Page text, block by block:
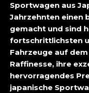
Sportwagen aus
Jahrzehnten einen
gemacht und sind
fortschrittlichsten
Fahrzeuge auf
Raffinesse, ihre
hervorragendes
japanische